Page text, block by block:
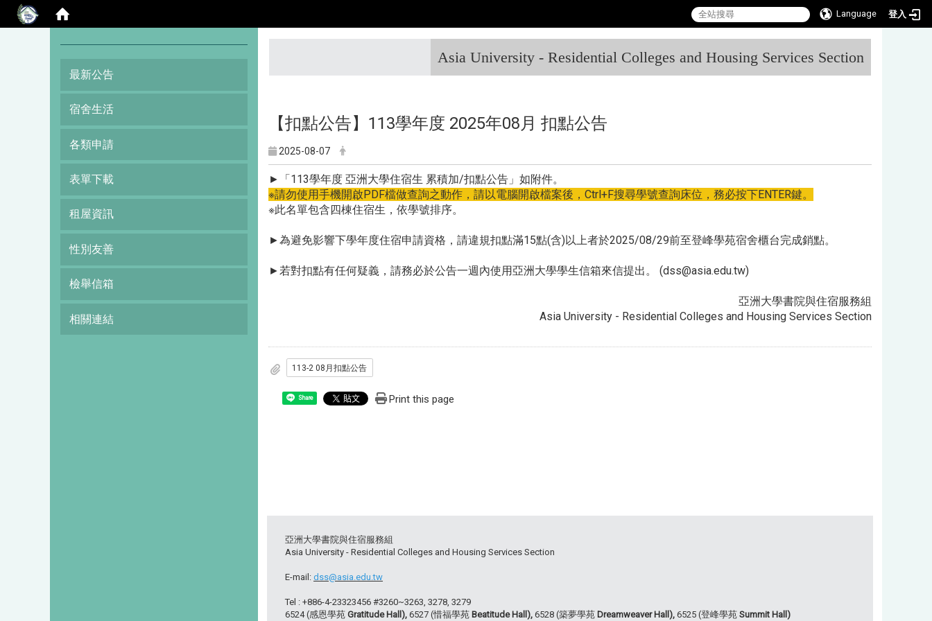
Language 登入
Asia University - Residential Colleges and Housing Services Section
最新公告
宿舍生活
各類申請
表單下載
租屋資訊
性別友善
檢舉信箱
相關連結
【扣點公告】113學年度 2025年08月 扣點公告
2025-08-07
►「113學年度 亞洲大學住宿生 累積加/扣點公告」如附件。
※請勿使用手機開啟PDF檔做查詢之動作，請以電腦開啟檔案後，Ctrl+F搜尋學號查詢床位，務必按下ENTER鍵。
※此名單包含四棟住宿生，依學號排序。
►為避免影響下學年度住宿申請資格，請違規扣點滿15點(含)以上者於2025/08/29前至登峰學苑宿舍櫃台完成銷點。
►若對扣點有任何疑義，請務必於公告一週內使用亞洲大學學生信箱來信提出。 (dss@asia.edu.tw)
亞洲大學書院與住宿服務組
Asia University - Residential Colleges and Housing Services Section
113-2 08月扣點公告
Share Print this page
亞洲大學書院與住宿服務組
Asia University - Residential Colleges and Housing Services Section
E-mail:dss@asia.edu.tw
Tel : +886-4-23323456 #3260~3263, 3278, 3279
6524 (感恩學苑Gratitude Hall),6527 (惜福學苑 Beatitude Hall),6528 (築夢學苑 Dreamweaver Hall),6525 (登峰學苑Summit Hall)